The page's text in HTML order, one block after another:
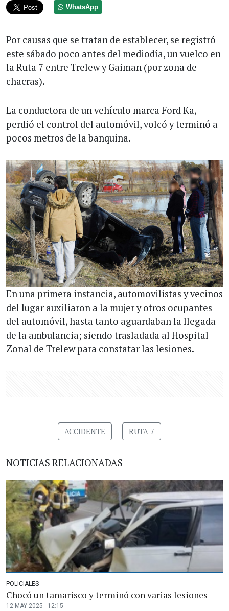
WhatsApp
Por causas que se tratan de establecer, se registró
este sábado poco antes del mediodía, un vuelco en
la Ruta 7 entre Trelew y Gaiman (por zona de
chacras).
La conductora de un vehículo marca Ford Ka,
perdió el control del automóvil, volcó y terminó a
pocos metros de la banquina.
En una primera instancia, automovilistas y vecinos
del lugar auxiliaron a la mujer y otros ocupantes
del automóvil, hasta tanto aguardaban la llegada
de la ambulancia; siendo trasladada al Hospital
Zonal de Trelew para constatar las lesiones.
ACCIDENTE RUTA 7
NOTICIAS RELACIONADAS
POLICIALES
Chocó un tamarisco y terminó con varias lesiones
12 MAY 2025 - 12:15